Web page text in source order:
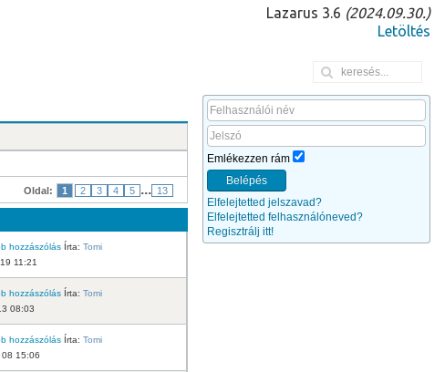
Lazarus 3.6 (2024.09.30.)
Letöltés
Oldal: 1 2 3 4 5 ... 13
hozzászólás Írta: Tomi
11:21
hozzászólás Írta: Tomi
08:03
hozzászólás Írta: Tomi
15:06
Emlékezzen rám
Belépés
Elfelejtetted jelszavad?
Elfelejtetted felhasználóneved?
Regisztrálj itt!